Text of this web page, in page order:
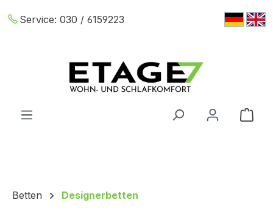
Zum Hauptinhalt springen
Service: 030 / 6159223
Betten Designerbetten